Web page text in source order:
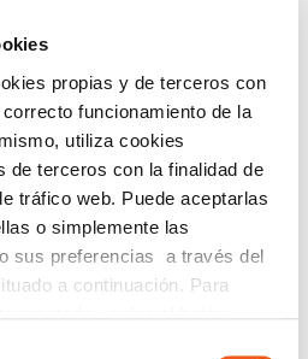
propias y de terceros con
funcionamiento de la
utiliza cookies
terceros con la finalidad de
tráfico web. Puede aceptarlas
o simplemente las
sus preferencias a través del
a continuación. Para